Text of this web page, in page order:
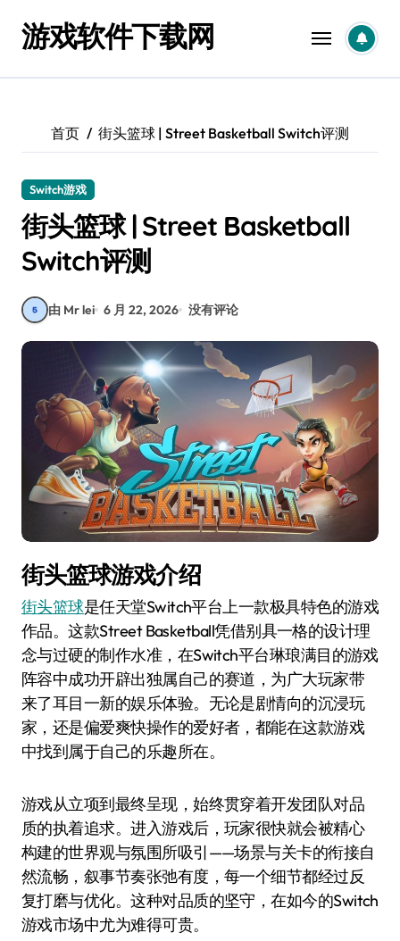
游戏软件下载网
首页 街头篮球 | Street Basketball Switch评测
Switch游戏
街头篮球 | Street Basketball
Switch评测
由 Mr lei 6 月 22, 2026 没有评论
街头篮球游戏介绍
街头篮球是任天堂Switch平台上一款极具特色的游戏
作品。这款Street Basketball凭借别具一格的设计理
念与过硬的制作水准，在Switch平台琳琅满目的游戏
阵容中成功开辟出独属自己的赛道，为广大玩家带
来了耳目一新的娱乐体验。无论是剧情向的沉浸玩
家，还是偏爱爽快操作的爱好者，都能在这款游戏
中找到属于自己的乐趣所在。
游戏从立项到最终呈现，始终贯穿着开发团队对品
质的执着追求。进入游戏后，玩家很快就会被精心
构建的世界观与氛围所吸引——场景与关卡的衔接自
然流畅，叙事节奏张弛有度，每一个细节都经过反
复打磨与优化。这种对品质的坚守，在如今的Switch
游戏市场中尤为难得可贵。